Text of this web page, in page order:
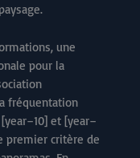
une
pour la
fréquentation
et [year–
premier critère de